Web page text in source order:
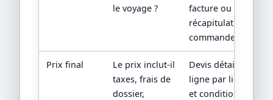
le voyage ?
facture ou
récapitulatif de
commande.
Prix final
Le prix inclut-il
taxes, frais de
dossier,
Devis détaillé
ligne par ligne
et conditions de